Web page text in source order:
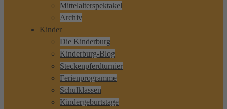
Mittelalterspektakel
Archiv
Kinder
Die Kinderburg
Kinderburg-Blog
Steckenpferdturnier
Ferienprogramme
Schulklassen
Kindergeburtstage